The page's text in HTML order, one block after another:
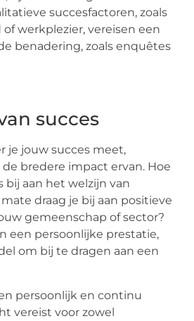
succesfactoren, zoals
werkplezier, vereisen een
benadering, zoals enquêtes
succes
je jouw succes meet,
bredere impact ervan. Hoe
bij aan het welzijn van
draag je bij aan positieve
gemeenschap of sector?
een persoonlijke prestatie,
om bij te dragen aan een
persoonlijk en continu
vereist voor zowel